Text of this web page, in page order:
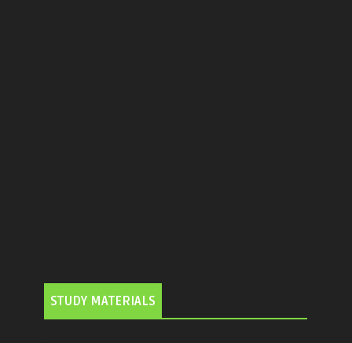
STUDY MATERIALS